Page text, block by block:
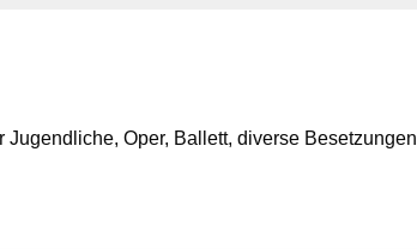
Oper, Ballett, diverse Besetzungen